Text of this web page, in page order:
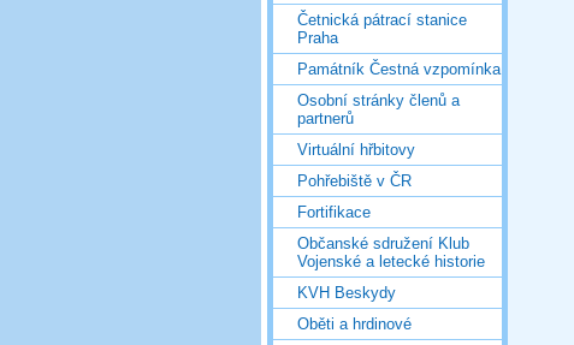
Četnická pátrací stanice
Praha
Památník Čestná vzpomínka
Osobní stránky členů a
partnerů
Virtuální hřbitovy
Pohřebiště v ČR
Fortifikace
Občanské sdružení Klub
Vojenské a letecké historie
KVH Beskydy
Oběti a hrdinové